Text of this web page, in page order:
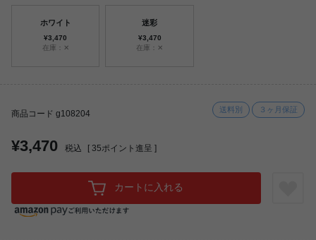
ホワイト
¥3,470
在庫：✕
迷彩
¥3,470
在庫：✕
商品コード g108204 送料別 ３ヶ月保証
¥3,470 税込 [ 35ポイント進呈 ]
カートに入れる